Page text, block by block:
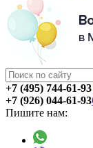
+7 (495) 744-61-93
+7 (926) 044-61-93
Пишите нам: